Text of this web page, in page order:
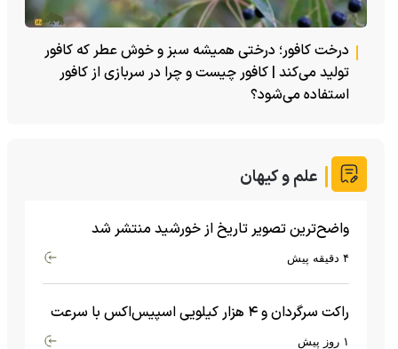
درخت کافور؛ درختی همیشه سبز و خوش عطر که کافور
تولید می‌کند | کافور چیست و چرا در سربازی از کافور
استفاده می‌شود؟
علم و کیهان
واضح‌ترین تصویر تاریخ از خورشید منتشر شد
۴ دقیقه پیش
راکت سرگردان و ۴ هزار کیلویی اسپیس‌اکس با سرعت
هشت هزار و ۶۹۰ کیلومتر در ساعت به ماه برخورد کرد۱ روز پیش